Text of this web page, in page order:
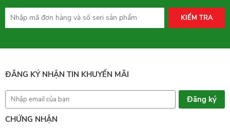
KIỂM TRA
ĐĂNG KÝ NHẬN TIN KHUYẾN MÃI
CHỨNG NHẬN